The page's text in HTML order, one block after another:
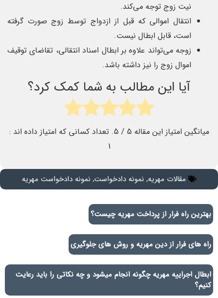
نیت زوج توجه می‌کند.
انتقال اموالی که قبل از ازدواج توسط زوج صورت گرفته
است، قابل ابطال نیست.
زوجه می‌تواند علاوه بر ابطال اسناد انتقالی، تقاضای توقیف
اموال زوج را نیز داشته باشد.
آیا این مطالب به شما کمک کرد؟
میانگین امتیاز این مقاله 5 / 5. تعداد کسانی که امتیاز داده اند :
1
مقالات مهریه, نمونه دادخواست, نمونه دادخواست مهریه
بهترین راه فرار از پرداخت مهریه چیست؟
راه های فرار از دین مهریه و روش های جلوگیری
ابطال اجراییه مهریه چگونه انجام میشود و چه نکاتی را باید رعایت
کنیم؟